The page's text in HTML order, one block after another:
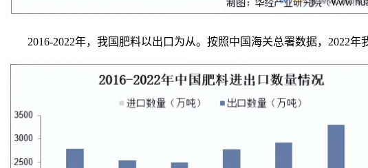
2016-2022年，我国肥料以出口为从。按照中国海关总署数据，2022年